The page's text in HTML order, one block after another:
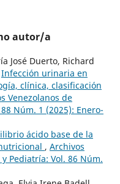
autor/a
José Duerto, Richard
Infección urinaria en
clínica, clasificación
Venezolanos de
Núm. 1 (2025): Enero-
ácido base de la
, Archivos
Pediatría: Vol. 86 Núm.